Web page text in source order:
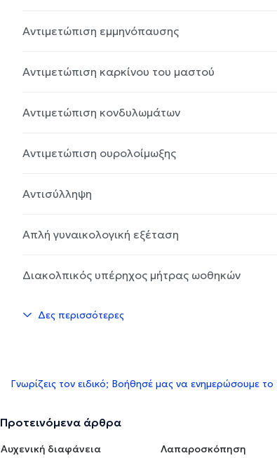
Αντιμετώπιση εμμηνόπαυσης
Αντιμετώπιση καρκίνου του μαστού
Αντιμετώπιση κονδυλωμάτων
Αντιμετώπιση ουρολοίμωξης
Αντισύλληψη
Απλή γυναικολογική εξέταση
Διακολπικός υπέρηχος μήτρας ωοθηκών
Δες περισσότερες
Γνωρίζεις τον ειδικό; Βοήθησέ μας να ενημερώσουμε
Προτεινόμενα άρθρα
Αυχενική διαφάνεια
Λαπαροσκόπηση